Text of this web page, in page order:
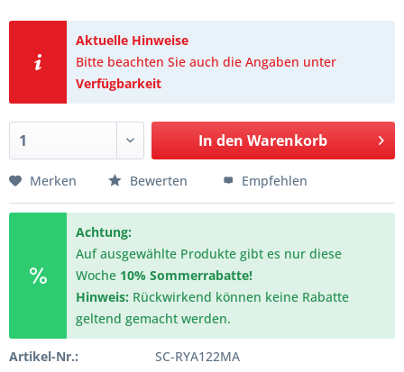
Aktuelle Hinweise
Bitte beachten Sie auch die Angaben unter
Verfügbarkeit
In den Warenkorb
Merken Bewerten Empfehlen
Achtung:
Auf ausgewählte Produkte gibt es nur diese
Woche 10% Sommerrabatte!
Hinweis: Rückwirkend können keine Rabatte
geltend gemacht werden.
Artikel-Nr.:
SC-RYA122MA